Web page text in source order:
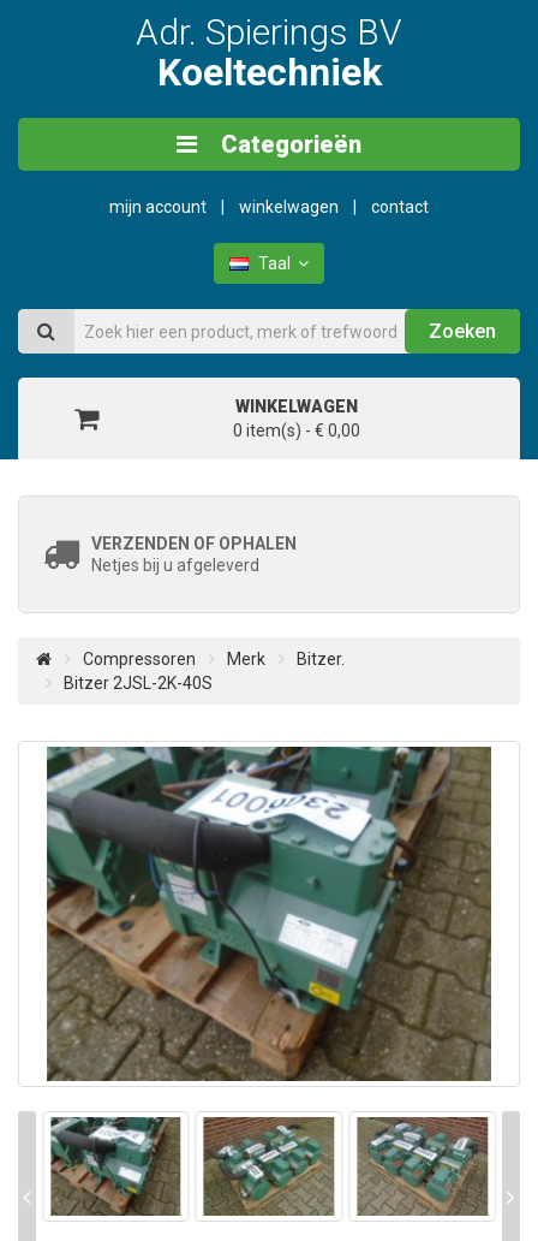
Adr. Spierings BV
Koeltechniek
Categorieën
mijn account winkelwagen contact
Taal
Zoeken
WINKELWAGEN
0 item(s) - € 0,00
VERZENDEN OF OPHALEN
Netjes bij u afgeleverd
Compressoren Merk
Bitzer.
Bitzer 2JSL-2K-40S